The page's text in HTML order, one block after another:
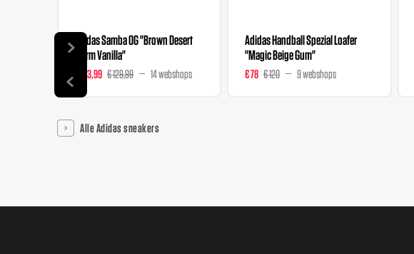
Adidas Samba OG "Brown Desert
Warm Vanilla"
€ 103,99 € 129,99 14 webshops
Adidas Handball Spezial Loafer
"Magic Beige Gum"
€ 78 € 120 9 webshops
Alle Adidas sneakers